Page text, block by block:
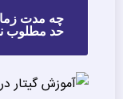
چه مدت
حد مطلوب